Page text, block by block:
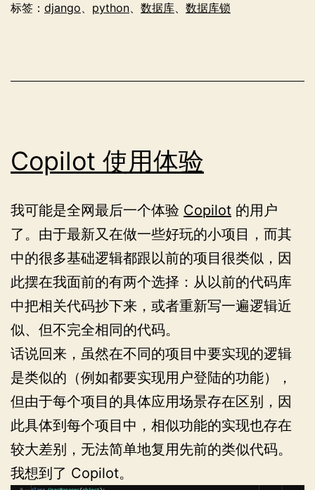
标签： django、 python、 数据库、 数据库锁
Copilot 使用体验
我可能是全网最后一个体验 Copilot 的用户
了。由于最新又在做一些好玩的小项目，而其
中的很多基础逻辑都跟以前的项目很类似，因
此摆在我面前的有两个选择：从以前的代码库
中把相关代码抄下来，或者重新写一遍逻辑近
似、但不完全相同的代码。
话说回来，虽然在不同的项目中要实现的逻辑
是类似的（例如都要实现用户登陆的功能），
但由于每个项目的具体应用场景存在区别，因
此具体到每个项目中，相似功能的实现也存在
较大差别，无法简单地复用先前的类似代码。
我想到了 Copilot。